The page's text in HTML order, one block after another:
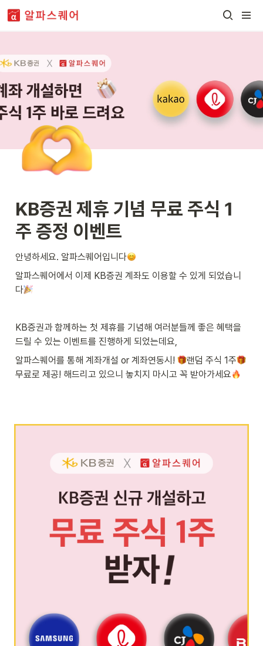
KB증권 제휴 기념 무료 주식 1
주 증정 이벤트
안녕하세요. 알파스퀘어입니다
알파스퀘어에서 이제 KB증권 계좌도 이용할 수 있게 되었습니
다
KB증권과 함께하는 첫 제휴를 기념해 여러분들께 좋은 혜택을
드릴 수 있는 이벤트를 진행하게 되었는데요,
알파스퀘어를 통해 계좌개설 or 계좌연동시!
랜덤 주식 1주
무료로 제공! 해드리고 있으니 놓치지 마시고 꼭 받아가세요